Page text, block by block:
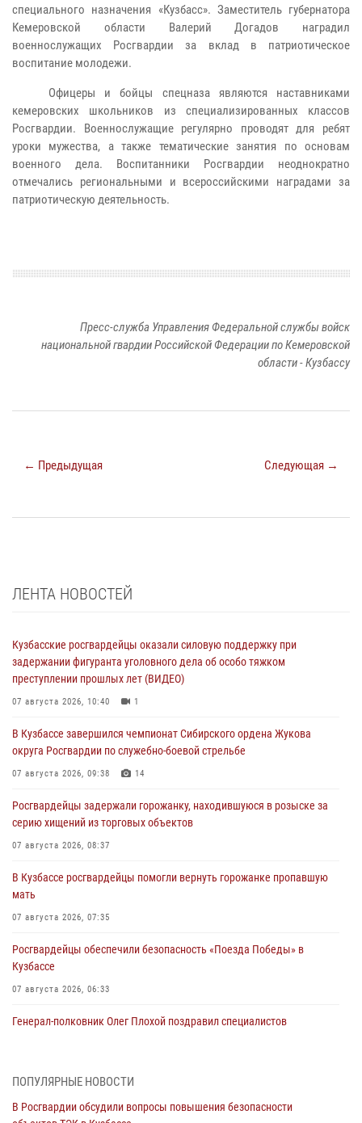
специального назначения «Кузбасс». Заместитель губернатора
Кемеровской области Валерий Догадов наградил
военнослужащих Росгвардии за вклад в патриотическое
воспитание молодежи.
Офицеры и бойцы спецназа являются наставниками
кемеровских школьников из специализированных классов
Росгвардии. Военнослужащие регулярно проводят для ребят
уроки мужества, а также тематические занятия по основам
военного дела. Воспитанники Росгвардии неоднократно
отмечались региональными и всероссийскими наградами за
патриотическую деятельность.
Пресс-служба Управления Федеральной службы войск
национальной гвардии Российской Федерации по Кемеровской
области - Кузбассу
← Предыдущая Следующая →
ЛЕНТА НОВОСТЕЙ
Кузбасские росгвардейцы оказали силовую поддержку при
задержании фигуранта уголовного дела об особо тяжком
преступлении прошлых лет (ВИДЕО)
07 августа 2026, 10:40 1
В Кузбассе завершился чемпионат Сибирского ордена Жукова
округа Росгвардии по служебно-боевой стрельбе
07 августа 2026, 09:38 14
Росгвардейцы задержали горожанку, находившуюся в розыске за
серию хищений из торговых объектов
07 августа 2026, 08:37
В Кузбассе росгвардейцы помогли вернуть горожанке пропавшую
мать
07 августа 2026, 07:35
Росгвардейцы обеспечили безопасность «Поезда Победы» в
Кузбассе
07 августа 2026, 06:33
Генерал-полковник Олег Плохой поздравил специалистов
07 августа 2026, 05:32
С 1 сентября 2026 года вступает в силу новый федеральный закон о
ПОПУЛЯРНЫЕ НОВОСТИ
В Росгвардии обсудили вопросы повышения безопасности